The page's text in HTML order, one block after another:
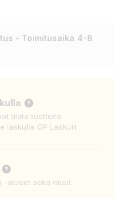
- Toimitusaika 4-8
tilata tuotteita
laskulla OP Laskun
-alueet sekä muut